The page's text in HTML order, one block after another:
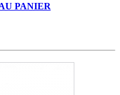
PANIER